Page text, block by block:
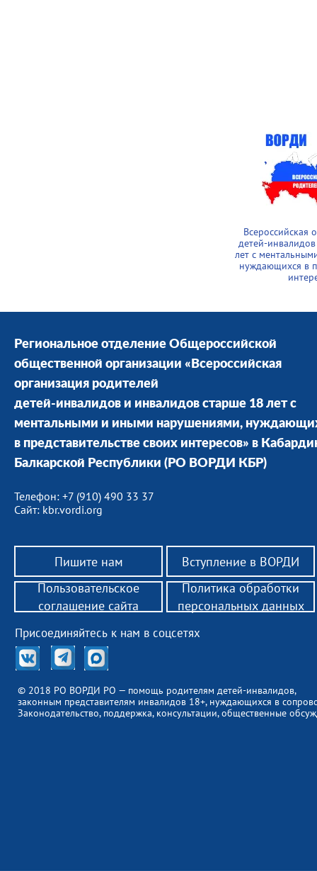
Всероссийская
детей-
лет с
нуждающихся в
Региональное отделение Общероссийской
общественной организации «Всероссийская
организация родителей
детей-инвалидов и инвалидов старше 18 лет с
ментальными и иными нарушениями,
в представительстве своих интересов» в
Балкарской Республики (РО ВОРДИ КБР)
Телефон: +7 (910) 490 33 37
Сайт: kbr.vordi.org
Пишите нам Вступление в ВОРДИ
© 2018 РО ВОРДИ РО — помощь родителям детей-инвалидов,
законным представителям инвалидов 18+, нуждающихся в
Законодательство, поддержка, консультации, общественные
Присоединяйтесь к нам в соцсетях
Пользовательское
соглашение сайта
Политика обработки
персональных данных